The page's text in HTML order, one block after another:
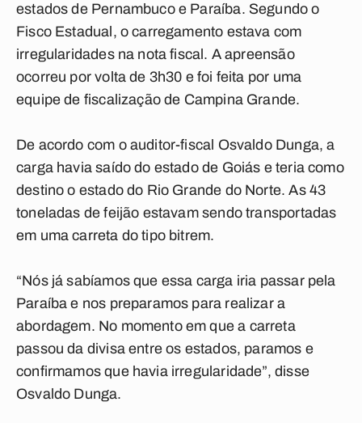
estados de Pernambuco e Paraíba. Segundo o
Fisco Estadual, o carregamento estava com
irregularidades na nota fiscal. A apreensão
ocorreu por volta de 3h30 e foi feita por uma
equipe de fiscalização de Campina Grande.
De acordo com o auditor-fiscal Osvaldo Dunga, a
carga havia saído do estado de Goiás e teria como
destino o estado do Rio Grande do Norte. As 43
toneladas de feijão estavam sendo transportadas
em uma carreta do tipo bitrem.
“Nós já sabíamos que essa carga iria passar pela
Paraíba e nos preparamos para realizar a
abordagem. No momento em que a carreta
passou da divisa entre os estados, paramos e
confirmamos que havia irregularidade”, disse
Osvaldo Dunga.